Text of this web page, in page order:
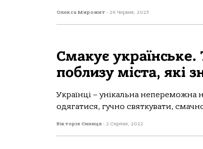
Олекса Мирожит - 26 Червня, 2023
Смакує українське.
поблизу міста, які
Українці – унікальна непереможна
одягатися, гучно святкувати,
Вікторія Синиця - 2 Серпня, 2022